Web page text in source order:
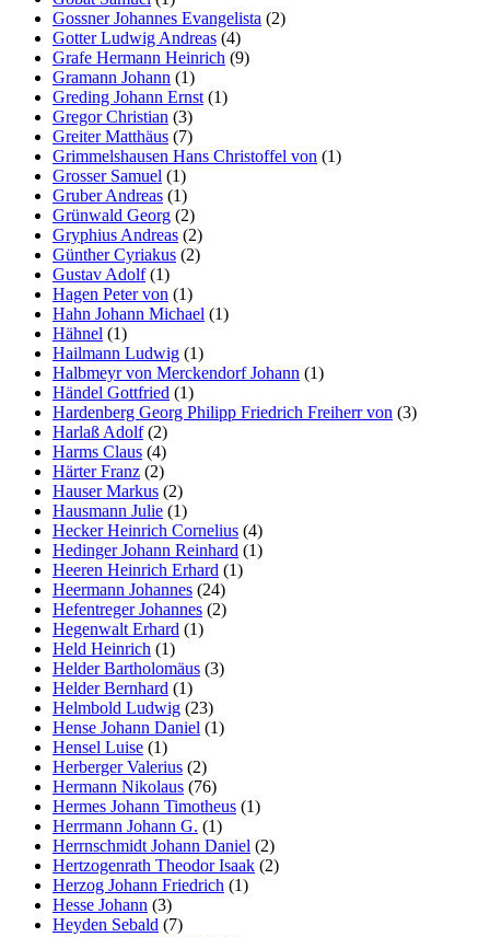
Gossner Johannes Evangelista (2)
Gotter Ludwig Andreas (4)
Grafe Hermann Heinrich (9)
Gramann Johann (1)
Greding Johann Ernst (1)
Gregor Christian (3)
Greiter Matthäus (7)
Grimmelshausen Hans Christoffel von (1)
Grosser Samuel (1)
Gruber Andreas (1)
Grünwald Georg (2)
Gryphius Andreas (2)
Günther Cyriakus (2)
Gustav Adolf(1)
Hagen Peter von (1)
Hahn Johann Michael (1)
Hähnel (1)
Hailmann Ludwig (1)
Halbmeyr von Merckendorf Johann (1)
Händel Gottfried (1)
Hardenberg Georg Philipp Friedrich Freiherr von (3)
Harlaß Adolf(2)
Harms Claus (4)
Härter Franz (2)
Hauser Markus (2)
Hausmann Julie (1)
Hecker Heinrich Cornelius (4)
Hedinger Johann Reinhard (1)
Heeren Heinrich Erhard (1)
Heermann Johannes (24)
Hefentreger Johannes (2)
Hegenwalt Erhard (1)
Held Heinrich (1)
Helder Bartholomäus (3)
Helder Bernhard (1)
Helmbold Ludwig (23)
Hense Johann Daniel (1)
Hensel Luise (1)
Herberger Valerius (2)
Hermann Nikolaus (76)
Hermes Johann Timotheus (1)
Herrmann Johann G. (1)
Herrnschmidt Johann Daniel (2)
Hertzogenrath Theodor Isaak (2)
Herzog Johann Friedrich (1)
Hesse Johann (3)
Heyden Sebald (7)